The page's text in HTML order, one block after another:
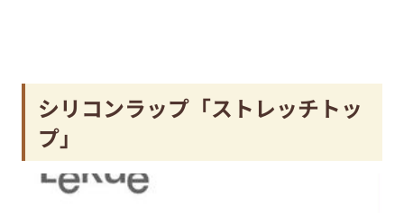
シリコンラップ「ストレッチトッ
プ」